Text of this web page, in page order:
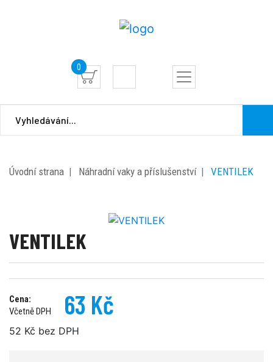
0
Úvodní strana Náhradní vaky a příslušenství VENTILEK
VENTILEK
Cena:
Včetně DPH
63 Kč
52 Kč bez DPH